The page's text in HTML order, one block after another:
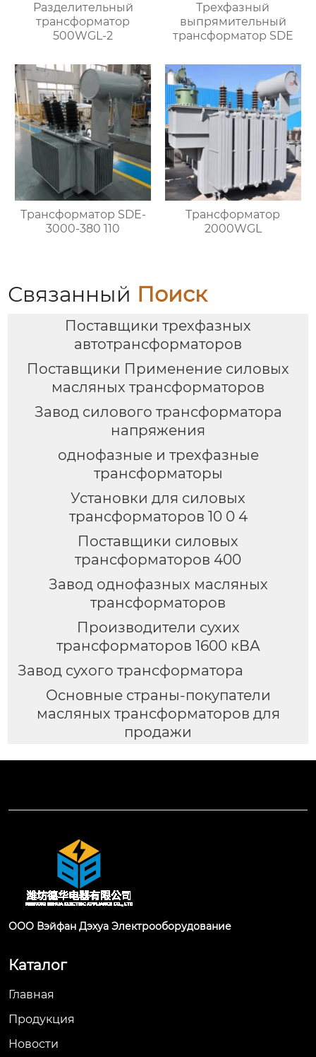
Разделительный
трансформатор
500WGL-2
Трехфазный
выпрямительный
трансформатор SDE
Трансформатор SDE-
3000-380 110
Трансформатор
2000WGL
Связанный Поиск
Поставщики трехфазных
автотрансформаторов
Поставщики Применение силовых
масляных трансформаторов
Завод силового трансформатора
напряжения
однофазные и трехфазные
трансформаторы
Установки для силовых
трансформаторов 10 0 4
Поставщики силовых
трансформаторов 400
Завод однофазных масляных
трансформаторов
Производители сухих
трансформаторов 1600 кВА
Завод сухого трансформатора
Основные страны-покупатели
масляных трансформаторов для
продажи
ООО Вэйфан Дэхуа Электрооборудование
Каталог
Главная
Продукция
Новости